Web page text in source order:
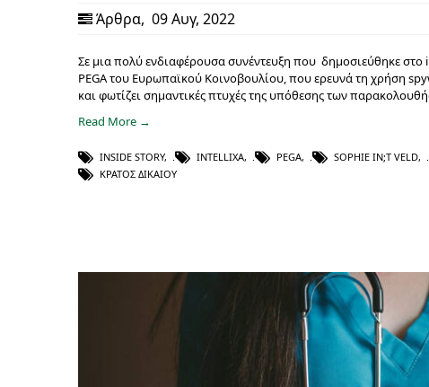
Άρθρα, 09 Αυγ, 2022
Σε μια πολύ ενδιαφέρουσα συνέντευξη που δημοσιεύθηκε
PEGA του Ευρωπαϊκού Κοινοβουλίου, που ερευνά τη χρήση
και φωτίζει σημαντικές πτυχές της υπόθεσης των
Read More →
INSIDE STORY, INTELLIXA, PEGA, SOPHIE IN;T VELD,
ΚΡΆΤΟΣ ΔΙΚΑΊΟΥ